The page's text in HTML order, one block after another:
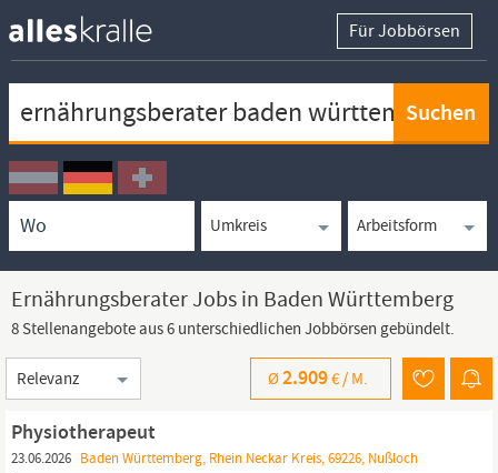
Für Jobbörsen
Ortssuche
Umkreissuche
Arbeitsform
Ernährungsberater Jobs in Baden Württemberg
8 Stellenangebote aus 6 unterschiedlichen Jobbörsen gebündelt.
Sortierung
Ø2.909€ / M.
Physiotherapeut
23.06.2026 Baden Württemberg, Rhein Neckar Kreis, 69226, Nußloch